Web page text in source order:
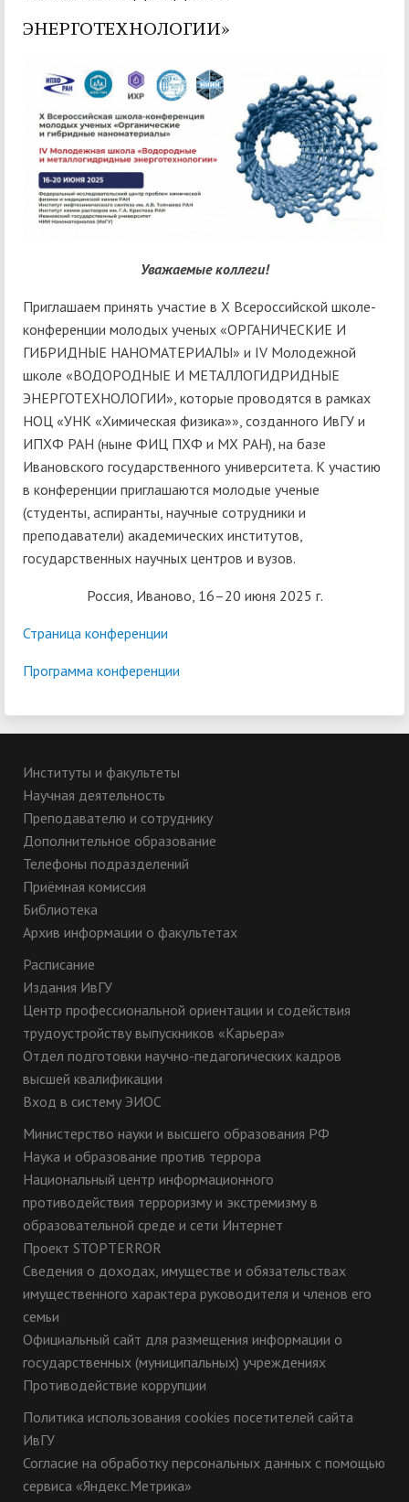
ЭНЕРГОТЕХНОЛОГИИ»
Уважаемые коллеги!
Приглашаем принять участие в Х Всероссийской школе-
конференции молодых ученых «ОРГАНИЧЕСКИЕ И
ГИБРИДНЫЕ НАНОМАТЕРИАЛЫ» и IV Молодежной
школе «ВОДОРОДНЫЕ И МЕТАЛЛОГИДРИДНЫЕ
ЭНЕРГОТЕХНОЛОГИИ», которые проводятся в рамках
НОЦ «УНК «Химическая физика»», созданного ИвГУ и
ИПХФ РАН (ныне ФИЦ ПХФ и МХ РАН), на базе
Ивановского государственного университета. K участию
в конференции приглашаются молодые ученые
(студенты, аспиранты, научные сотрудники и
преподаватели) академических институтов,
государственных научных центров и вузов.
Россия, Иваново, 16–20 июня 2025 г.
Страница конференции
Программа конференции
Институты и факультеты
Научная деятельность
Преподавателю и сотруднику
Дополнительное образование
Телефоны подразделений
Приёмная комиссия
Библиотека
Архив информации о факультетах
Расписание
Издания ИвГУ
Центр профессиональной ориентации и содействия
трудоустройству выпускников «Карьера»
Отдел подготовки научно-педагогических кадров
высшей квалификации
Вход в систему ЭИОС
Министерство науки и высшего образования РФ
Наука и образование против террора
Национальный центр информационного
противодействия терроризму и экстремизму в
образовательной среде и сети Интернет
Проект STOPTERROR
Сведения о доходах, имуществе и обязательствах
имущественного характера руководителя и членов его
семьи
Официальный сайт для размещения информации о
государственных (муниципальных) учреждениях
Противодействие коррупции
Политика использования cookies посетителей сайта
ИвГУ
Согласие на обработку персональных данных с помощью
сервиса «Яндекс.Метрика»